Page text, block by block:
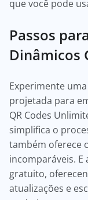
que você pode
Passos
Dinâmicos
Experimente
projetada para
QR Codes
simplifica o
também oferece
incomparáveis.
gratuito,
atualizações e